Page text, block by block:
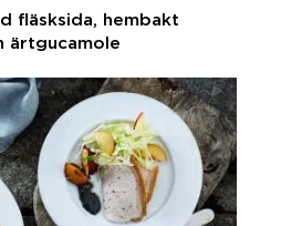
fläsksida, hembakt
ärtgucamole